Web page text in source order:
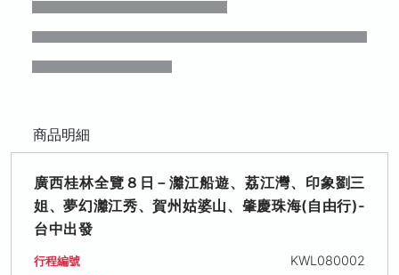
商品明細
廣西桂林全覽８日－灕江船遊、荔江灣、印象劉三
姐、夢幻灕江秀、賀州姑婆山、肇慶珠海(自由行)-
台中出發
行程編號 KWL080002